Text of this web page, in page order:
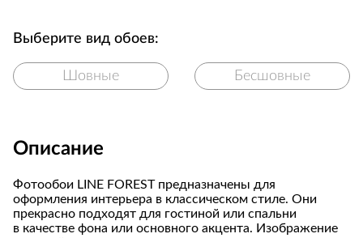
Выберите вид обоев:
Шовные Бесшовные
Описание
Фотообои LINE FOREST предназначены для
оформления интерьера в классическом стиле. Они
прекрасно подходят для гостиной или спальни
в качестве фона или основного акцента. Изображение